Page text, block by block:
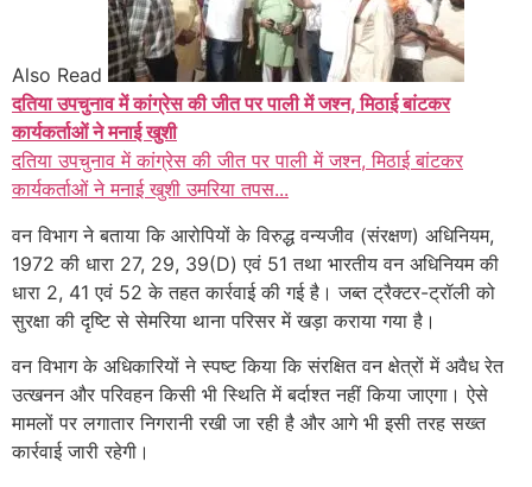
Also Read
दतिया उपचुनाव में कांग्रेस की जीत पर पाली में जश्न, मिठाई बांटकर
कार्यकर्ताओं ने मनाई खुशी
दतिया उपचुनाव में कांग्रेस की जीत पर पाली में जश्न, मिठाई बांटकर
कार्यकर्ताओं ने मनाई खुशी उमरिया तपस...
वन विभाग ने बताया कि आरोपियों के विरुद्ध वन्यजीव (संरक्षण) अधिनियम,
1972 की धारा 27, 29, 39(D) एवं 51 तथा भारतीय वन अधिनियम की
धारा 2, 41 एवं 52 के तहत कार्रवाई की गई है। जब्त ट्रैक्टर-ट्रॉली को
सुरक्षा की दृष्टि से सेमरिया थाना परिसर में खड़ा कराया गया है।
वन विभाग के अधिकारियों ने स्पष्ट किया कि संरक्षित वन क्षेत्रों में अवैध रेत
उत्खनन और परिवहन किसी भी स्थिति में बर्दाश्त नहीं किया जाएगा। ऐसे
मामलों पर लगातार निगरानी रखी जा रही है और आगे भी इसी तरह सख्त
कार्रवाई जारी रहेगी।